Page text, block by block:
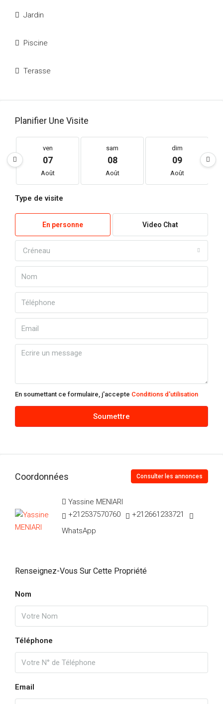
Jardin
Piscine
Terasse
Planifier Une Visite
ven
07
Août
sam
08
Août
dim
09
Août
Type de visite
En personne Video Chat
Créneau
En soumettant ce formulaire, j'accepte Conditions d'utilisation
Soumettre
Coordonnées Consulter les annonces
Yassine MENIARI
+212537570760
+212661233721
WhatsApp
Renseignez-Vous Sur Cette Propriété
Nom
Téléphone
Email